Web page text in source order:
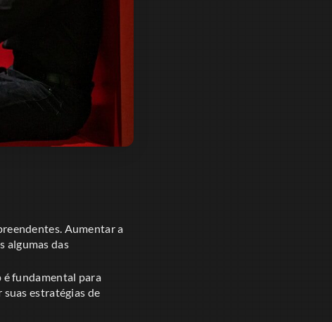
Aumentar a
algumas das
é fundamental para
estratégias de